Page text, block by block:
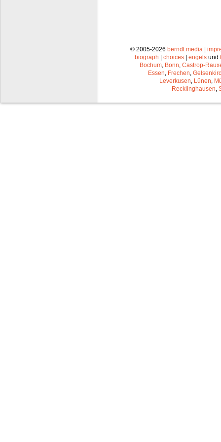
© 2005-2026 berndt media |
biograph | choices | engels und
Bochum Bonn Castrop-
Essen Frechen
Leverkusen Lünen
Recklinghausen